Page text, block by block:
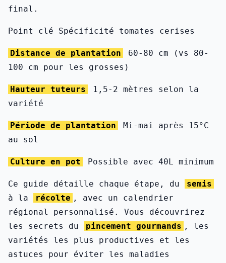
final.
Point clé Spécificité tomates cerises
Distance de plantation
60-80 cm (vs 80-
100 cm pour les grosses)
Hauteur tuteurs
1,5-2 mètres selon la
variété
Période de plantation
Mi-mai après 15°C
au sol
Culture en pot Possible avec 40L minimum
Ce guide détaille chaque étape, du
semis
à la
récolte , avec un calendrier
régional personnalisé. Vous découvrirez
les secrets du
pincement gourmands , les
variétés les plus productives et les
astuces pour éviter les maladies